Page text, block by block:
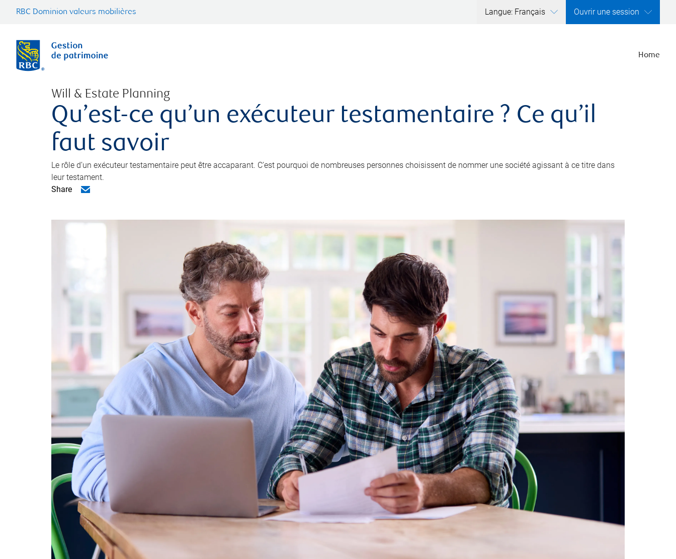
RBC Dominion valeurs mobilières Langue: Français Ouvrir une session
Home
Will & Estate Planning
Qu’est-ce qu’un exécuteur testamentaire ? Ce qu’il
faut savoir
Le rôle d’un exécuteur testamentaire peut être accaparant. C’est pourquoi de nombreuses personnes choisissent de nommer une société agissant à ce titre dans
leur testament.
Share